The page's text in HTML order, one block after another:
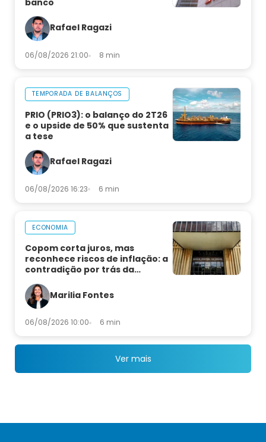
banco
Rafael Ragazi
06/08/2026 21:00 8 min
TEMPORADA DE BALANÇOS
PRIO (PRIO3): o balanço do 2T26
e o upside de 50% que sustenta
a tese
Rafael Ragazi
06/08/2026 16:23 6 min
ECONOMIA
Copom corta juros, mas
reconhece riscos de inflação: a
contradição por trás da
Marilia Fontes
06/08/2026 10:00 6 min
Ver mais